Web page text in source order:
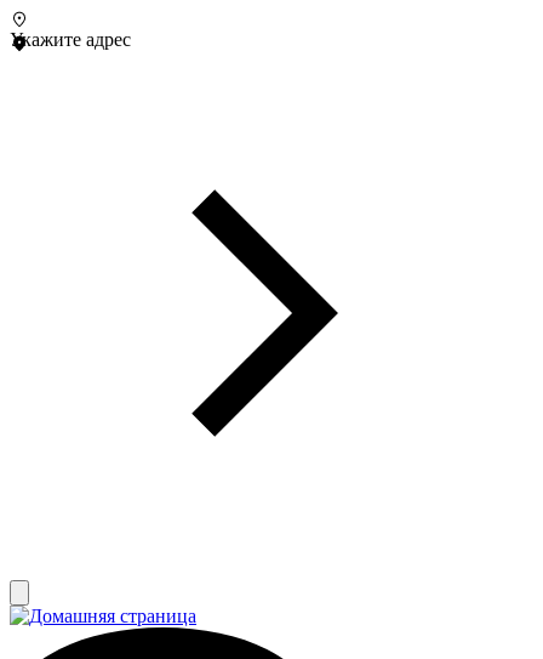
Укажите адрес